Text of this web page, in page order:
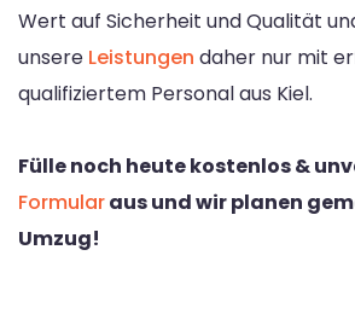
Wert auf Sicherheit und Qualität
unsere Leistungen daher nur mit
qualifiziertem Personal aus Kiel.
Fülle noch heute kostenlos &
Formularaus und wir planen
Umzug!